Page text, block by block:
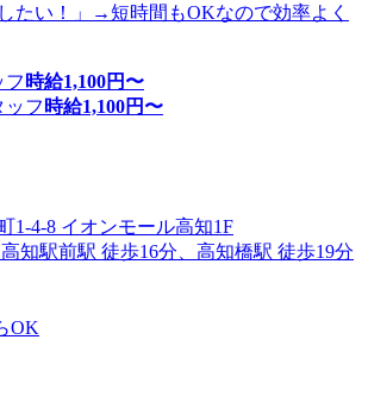
たい！」→短時間もOKなので効率よく
フ 時給1,100円〜
ッフ 時給1,100円〜
1-4-8 イオンモール高知1F
知駅前駅 徒歩16分、高知橋駅 徒歩19分
OK